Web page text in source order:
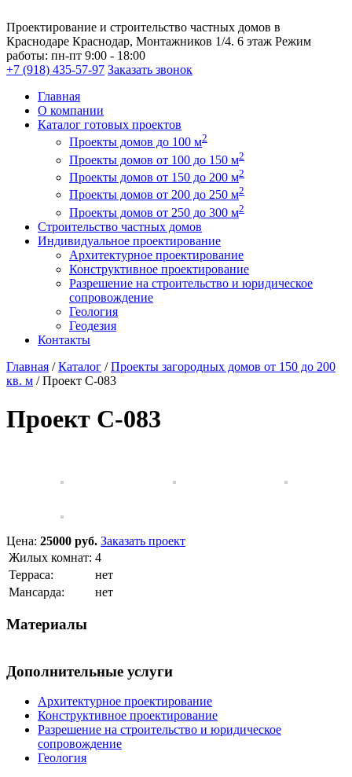
Проектирование и строительство частных домов в
Краснодаре Краснодар, Монтажников 1/4. 6 этаж Режим
работы: пн-пт 9:00 - 18:00
+7 (918) 435-57-97 Заказать звонок
Главная
О компании
Каталог готовых проектов
Проекты домов до 100 м2
Проекты домов от 100 до 150 м2
Проекты домов от 150 до 200 м2
Проекты домов от 200 до 250 м2
Проекты домов от 250 до 300 м2
Строительство частных домов
Индивидуальное проектирование
Архитектурное проектирование
Конструктивное проектирование
Разрешение на строительство и юридическое
сопровождение
Геология
Геодезия
Контакты
Главная /Каталог /Проекты загородных домов от 150 до 200
кв. м /Проект C-083
Проект C-083
Цена: 25000 руб. Заказать проект
Жилых комнат: 4
Терраса:
нет
Мансарда:
нет
Материалы
Дополнительные услуги
Архитектурное проектирование
Конструктивное проектирование
Разрешение на строительство и юридическое
сопровождение
Геология